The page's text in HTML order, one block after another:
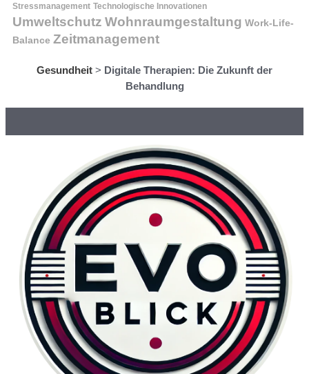
Stressmanagement Technologische Innovationen
Umweltschutz Wohnraumgestaltung Work-Life-
Balance Zeitmanagement
Gesundheit > Digitale Therapien: Die Zukunft der
Behandlung